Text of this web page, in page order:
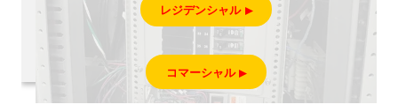
レジデンシャル
コマーシャル